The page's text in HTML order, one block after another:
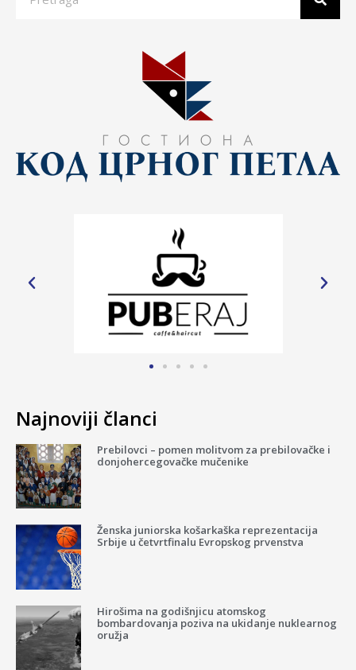
Najnoviji članci
Prebilovci – pomen molitvom za prebilovačke i
donjohercegovačke mučenike
Ženska juniorska košarkaška reprezentacija
Srbije u četvrtfinalu Evropskog prvenstva
Hirošima na godišnjicu atomskog
bombardovanja poziva na ukidanje nuklearnog
oružja